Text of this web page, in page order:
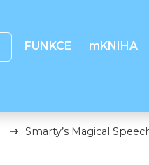
FUNKCE mKNIHA
Smarty’s Magical